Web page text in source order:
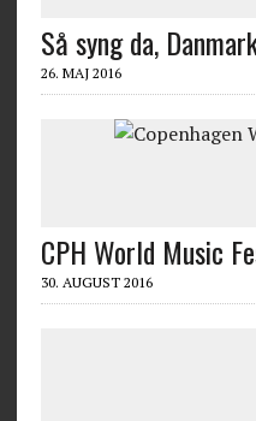
Så syng da,
26. MAJ 2016
CPH World Music
30. AUGUST 2016